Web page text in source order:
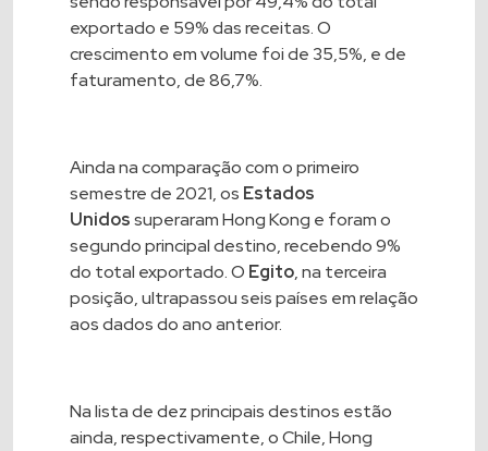
exportado e 59% das receitas. O
crescimento em volume foi de 35,5%, e de
faturamento, de 86,7%.
Ainda na comparação com o primeiro
semestre de 2021, os Estados
Unidossuperaram Hong Kong e foram o
segundo principal destino, recebendo 9%
do total exportado. O Egito, na terceira
posição, ultrapassou seis países em relação
aos dados do ano anterior.
Na lista de dez principais destinos estão
ainda, respectivamente, o Chile, Hong